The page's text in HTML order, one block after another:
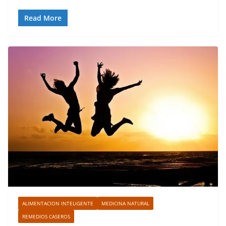
Read More
ALIMENTACION INTELIGENTE
MEDICINA NATURAL
REMEDIOS CASEROS